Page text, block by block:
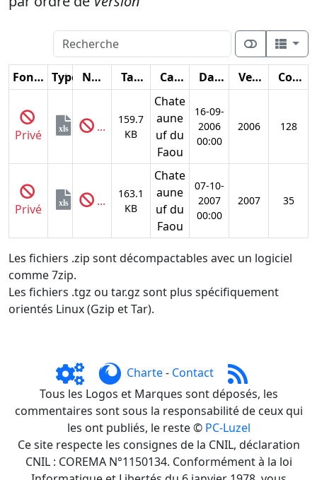
Fonctions Type Nom Taille Catégorie Date Version Compteur
Privé xls ...
159.7
KB
Chate
aune
uf du
Faou
16-09-
2006
00:00
2006 128
Privé xls ...
163.1
KB
Chate
aune
uf du
Faou
07-10-
2007
00:00
2007 35
Les fichiers .zip sont décompactables avec un logiciel
comme 7zip.
Les fichiers .tgz ou tar.gz sont plus spécifiquement
orientés Linux (Gzip et Tar).
Charte- Contact
Tous les Logos et Marques sont déposés, les
commentaires sont sous la responsabilité de ceux qui
les ont publiés, le reste © PC-Luzel
Ce site respecte les consignes de la CNIL, déclaration
CNIL : COREMA N°1150134. Conformément à la loi